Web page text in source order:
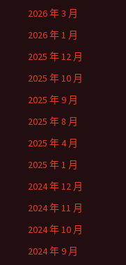
2026 年 3 月
2026 年 1 月
2025 年 12 月
2025 年 10 月
2025 年 9 月
2025 年 8 月
2025 年 4 月
2025 年 1 月
2024 年 12 月
2024 年 11 月
2024 年 10 月
2024 年 9 月